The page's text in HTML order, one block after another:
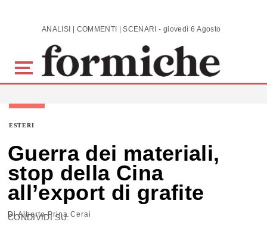
Skip to main content ANALISI | COMMENTI | SCENARI - giovedì 6 Agosto 2026
ESTERI
Guerra dei materiali,
stop della Cina
all’export di grafite
DiAlberto Prina Cerai
CONDIVIDI SU: